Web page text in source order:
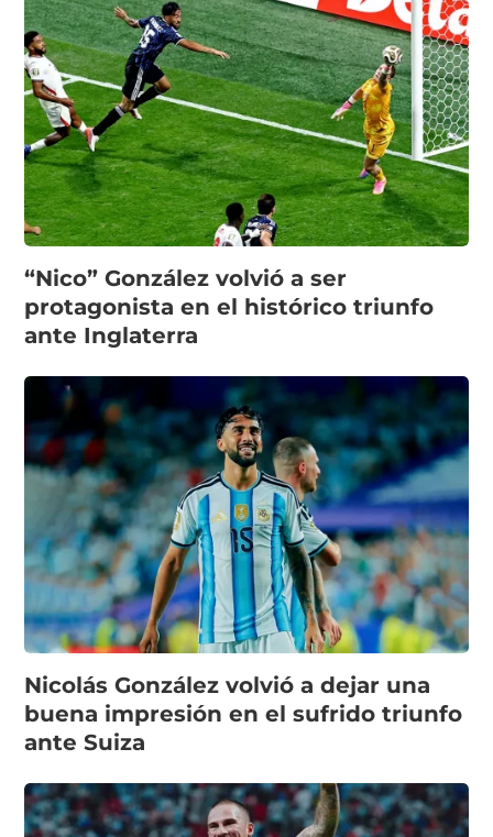
“Nico” González volvió a ser
protagonista en el histórico triunfo
ante Inglaterra
Nicolás González volvió a dejar una
buena impresión en el sufrido triunfo
ante Suiza